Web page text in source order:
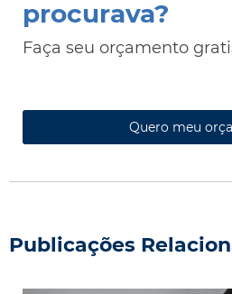
procurava?
Faça seu orçamento
Quero meu
Publicações